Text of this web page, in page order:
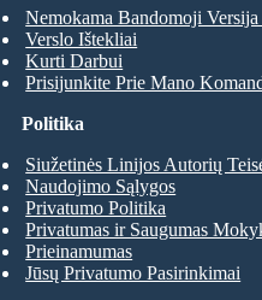
Nemokama Bandomoji
Verslo Ištekliai
Kurti Darbui
Prisijunkite Prie Mano
Politika
Siužetinės Linijos Autorių
Naudojimo Sąlygos
Privatumo Politika
Privatumas ir Saugumas
Prieinamumas
Jūsų Privatumo Pasirinkimai